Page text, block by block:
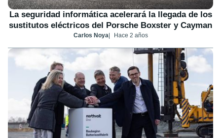
La seguridad informática acelerará la llegada de los
sustitutos eléctricos del Porsche Boxster y Cayman
Carlos Noya Hace 2 años